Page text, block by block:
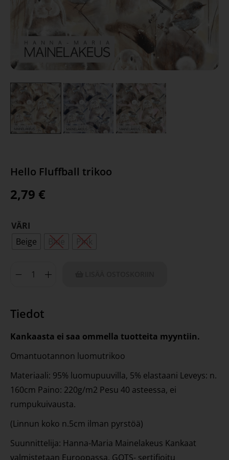
Hello Fluffball trikoo
2,79 €
VÄRI
Beige
Blue Pink
Tiedot
Kankaasta ei saa ommella tuotteita myyntiin.
Omantuotannon luomutrikoo
Materiaali: 95% luomupuuvilla, 5% elastaani Leveys: n.
160cm Paino: 220g/m2 Pesu 40 asteessa, ei
rumpukuivausta.
(Linnun koko n.5cm ilman pyrstöä)
Suunnittelija: Hanna-Maria Mainelakeus Kankaat
valmistetaan Euroopassa, GOTS- sertifioitu